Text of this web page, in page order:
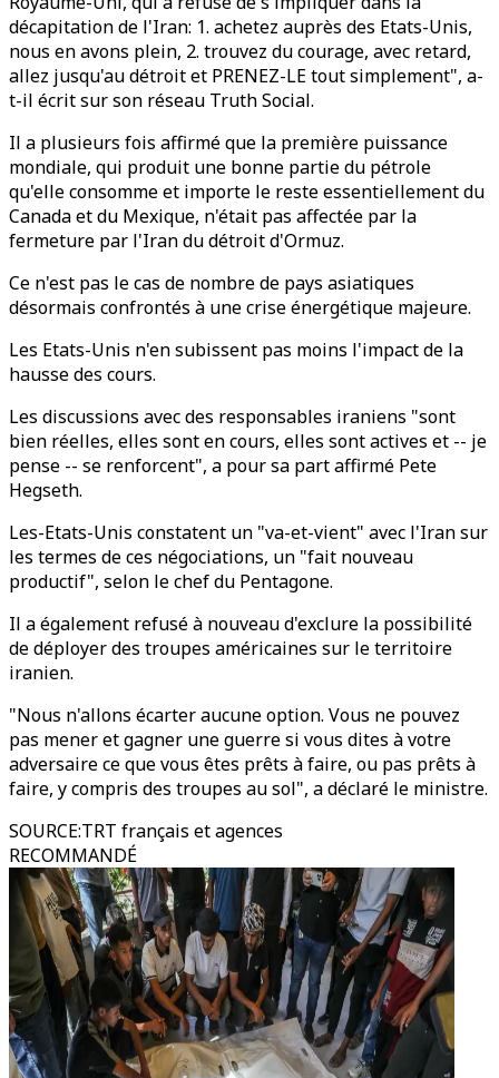
décapitation de l'Iran: 1. achetez auprès des Etats-Unis,
nous en avons plein, 2. trouvez du courage, avec retard,
allez jusqu'au détroit et PRENEZ-LE tout simplement", a-
t-il écrit sur son réseau Truth Social.
Il a plusieurs fois affirmé que la première puissance
mondiale, qui produit une bonne partie du pétrole
qu'elle consomme et importe le reste essentiellement du
Canada et du Mexique, n'était pas affectée par la
fermeture par l'Iran du détroit d'Ormuz.
Ce n'est pas le cas de nombre de pays asiatiques
désormais confrontés à une crise énergétique majeure.
Les Etats-Unis n'en subissent pas moins l'impact de la
hausse des cours.
Les discussions avec des responsables iraniens "sont
bien réelles, elles sont en cours, elles sont actives et -- je
pense -- se renforcent", a pour sa part affirmé Pete
Hegseth.
Les-Etats-Unis constatent un "va-et-vient" avec l'Iran sur
les termes de ces négociations, un "fait nouveau
productif", selon le chef du Pentagone.
Il a également refusé à nouveau d'exclure la possibilité
de déployer des troupes américaines sur le territoire
iranien.
"Nous n'allons écarter aucune option. Vous ne pouvez
pas mener et gagner une guerre si vous dites à votre
adversaire ce que vous êtes prêts à faire, ou pas prêts à
faire, y compris des troupes au sol", a déclaré le ministre.
SOURCE:TRT français et agences
RECOMMANDÉ